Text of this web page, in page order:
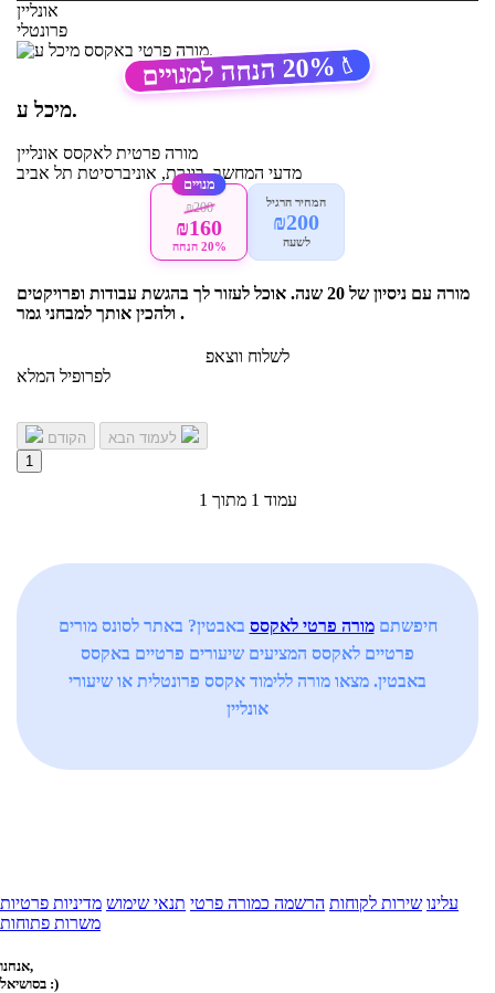
אונליין
פרונטלי
🏷️
20%
הנחה למנויים
מיכל ע.
מורה פרטית לאקסס אונליין
מדעי המחשב, בוגרת, אוניברסיטת תל אביב
המחיר הרגיל
₪200
לשעה
מנויים
₪200
₪160
20% הנחה
מורה עם ניסיון של 20 שנה. אוכל לעזור לך בהגשת עבודות ופרויקטים
ולהכין אותך למבחני גמר .
לשלוח ווצאפ
לפרופיל המלא
הקודם
1
עמוד 1 מתוך 1
חיפשתםמורה פרטי לאקסס באבטין? באתר לסונס מורים
פרטיים לאקסס המציעים שיעורים פרטיים באקסס
באבטין. מצאו מורה ללימוד אקסס פרונטלית או שיעורי
אונליין
עלינו שירות לקוחות הרשמה כמורה פרטי תנאי שימוש מדיניות פרטיות
משרות פתוחות
אנחנו,
בסושיאל :)